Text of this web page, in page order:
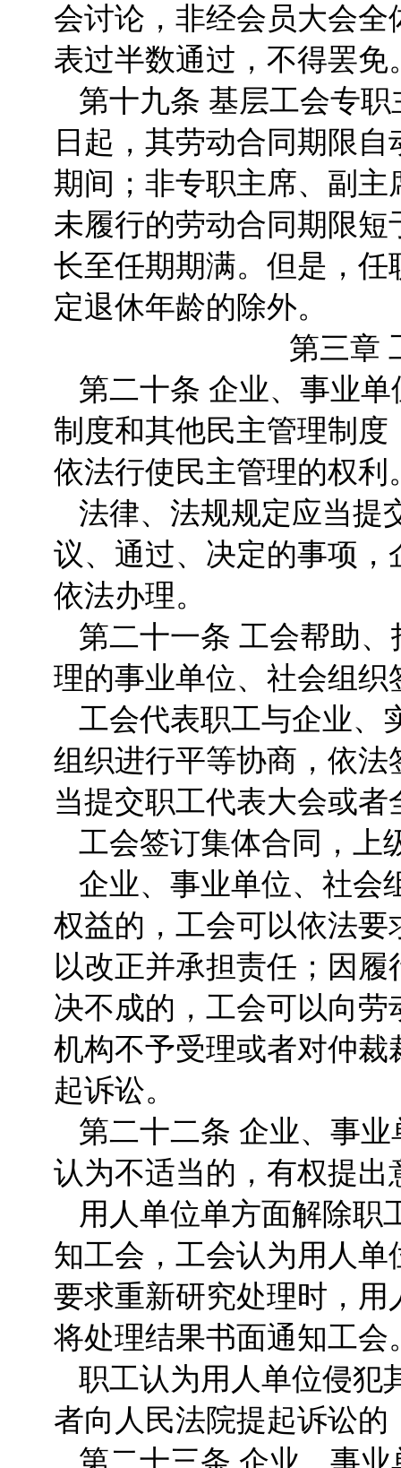
会讨论，非经会员大会
表过半数通过，不得罢免
第十九条 基层工会专
日起，其劳动合同期限
期间；非专职主席、副
未履行的劳动合同期限
长至任期期满。但是，
定退休年龄的除外。
第三章
第二十条 企业、事业
制度和其他民主管理制
依法行使民主管理的权利
法律、法规规定应当提
议、通过、决定的事项
依法办理。
第二十一条 工会帮助
理的事业单位、社会组织
工会代表职工与企业、
组织进行平等协商，依
当提交职工代表大会或
工会签订集体合同，上
企业、事业单位、社会
权益的，工会可以依法
以改正并承担责任；因
决不成的，工会可以向
机构不予受理或者对仲
起诉讼。
第二十二条 企业、事
认为不适当的，有权提出
用人单位单方面解除职
知工会，工会认为用人
要求重新研究处理时，
将处理结果书面通知工会
职工认为用人单位侵犯
者向人民法院提起诉讼
第二十三条 企业、事